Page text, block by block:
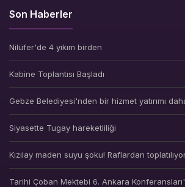
Son Haberler
Nilüfer'de 4 yıkım birden
Kabine Toplantısı Başladı
Gebze Belediyesi'nden bir hizmet yatırımı
Siyasette Tugay hareketliliği
Kızılay maden suyu şoku! Raflardan
Tarihi Çoban Mektebi 6. Ankara